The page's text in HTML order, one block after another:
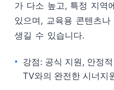
가 다소 높고, 특정 지역
있으며, 교육용 콘텐츠
생길 수 있습니다.
강점: 공식 지원, 안정
TV와의 완전한 시너지